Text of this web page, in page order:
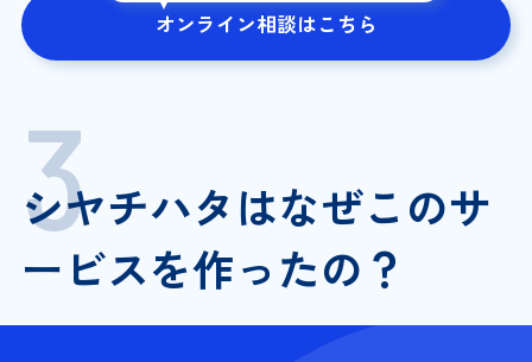
オンライン相談はこちら
シヤチハタはなぜこのサ
ービスを作ったの？